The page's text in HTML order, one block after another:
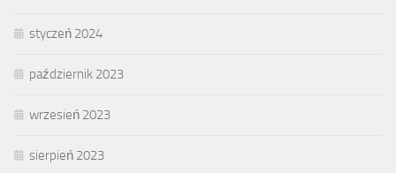
styczeń 2024
październik 2023
wrzesień 2023
sierpień 2023